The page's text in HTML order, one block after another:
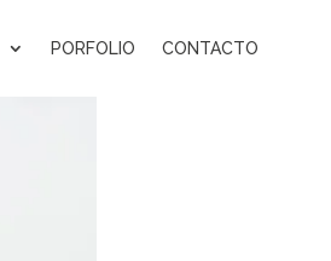
PORFOLIO CONTACTO